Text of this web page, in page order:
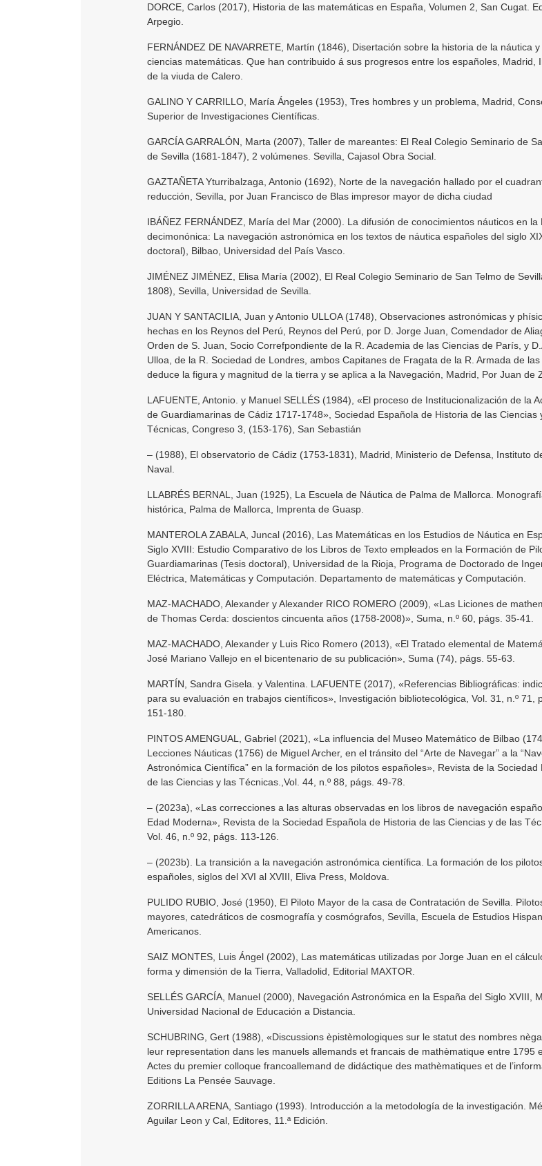
DORCE, Carlos (2017), Historia de las matemáticas en España, Volumen 2, San Cugat.
Arpegio.
FERNÁNDEZ DE NAVARRETE, Martín (1846), Disertación sobre la historia de la náutica
ciencias matemáticas. Que han contribuido á sus progresos entre los españoles, Madrid,
de la viuda de Calero.
GALINO Y CARRILLO, María Ángeles (1953), Tres hombres y un problema, Madrid,
Superior de Investigaciones Científicas.
GARCÍA GARRALÓN, Marta (2007), Taller de mareantes: El Real Colegio Seminario de
de Sevilla (1681-1847), 2 volúmenes. Sevilla, Cajasol Obra Social.
GAZTAÑETA Yturribalzaga, Antonio (1692), Norte de la navegación hallado por el
reducción, Sevilla, por Juan Francisco de Blas impresor mayor de dicha ciudad
IBÁÑEZ FERNÁNDEZ, María del Mar (2000). La difusión de conocimientos náuticos en la
decimonónica: La navegación astronómica en los textos de náutica españoles del siglo
doctoral), Bilbao, Universidad del País Vasco.
JIMÉNEZ JIMÉNEZ, Elisa María (2002), El Real Colegio Seminario de San Telmo de
1808), Sevilla, Universidad de Sevilla.
JUAN Y SANTACILIA, Juan y Antonio ULLOA (1748), Observaciones astronómicas y
hechas en los Reynos del Perú, Reynos del Perú, por D. Jorge Juan, Comendador de
Orden de S. Juan, Socio Correfpondiente de la R. Academia de las Ciencias de París, y
Ulloa, de la R. Sociedad de Londres, ambos Capitanes de Fragata de la R. Armada de
deduce la figura y magnitud de la tierra y se aplica a la Navegación, Madrid, Por Juan de
LAFUENTE, Antonio. y Manuel SELLÉS (1984), «El proceso de Institucionalización de la
de Guardiamarinas de Cádiz 1717-1748», Sociedad Española de Historia de las Ciencias
Técnicas, Congreso 3, (153-176), San Sebastián
– (1988), El observatorio de Cádiz (1753-1831), Madrid, Ministerio de Defensa, Instituto
Naval.
LLABRÉS BERNAL, Juan (1925), La Escuela de Náutica de Palma de Mallorca.
histórica, Palma de Mallorca, Imprenta de Guasp.
MANTEROLA ZABALA, Juncal (2016), Las Matemáticas en los Estudios de Náutica en
Siglo XVIII: Estudio Comparativo de los Libros de Texto empleados en la Formación de
Guardiamarinas (Tesis doctoral), Universidad de la Rioja, Programa de Doctorado de
Eléctrica, Matemáticas y Computación. Departamento de matemáticas y Computación.
MAZ-MACHADO, Alexander y Alexander RICO ROMERO (2009), «Las Liciones de
de Thomas Cerda: doscientos cincuenta años (1758-2008)», Suma, n.º 60, págs. 35-41.
MAZ-MACHADO, Alexander y Luis Rico Romero (2013), «El Tratado elemental de
José Mariano Vallejo en el bicentenario de su publicación», Suma (74), págs. 55-63.
MARTÍN, Sandra Gisela. y Valentina. LAFUENTE (2017), «Referencias Bibliográficas:
para su evaluación en trabajos científicos», Investigación bibliotecológica, Vol. 31, n.º 71,
151-180.
PINTOS AMENGUAL, Gabriel (2021), «La influencia del Museo Matemático de Bilbao
Lecciones Náuticas (1756) de Miguel Archer, en el tránsito del “Arte de Navegar” a la
Astronómica Científica” en la formación de los pilotos españoles», Revista de la Sociedad
de las Ciencias y las Técnicas.,Vol. 44, n.º 88, págs. 49-78.
– (2023a), «Las correcciones a las alturas observadas en los libros de navegación
Edad Moderna», Revista de la Sociedad Española de Historia de las Ciencias y de las
Vol. 46, n.º 92, págs. 113-126.
– (2023b). La transición a la navegación astronómica científica. La formación de los
españoles, siglos del XVI al XVIII, Eliva Press, Moldova.
PULIDO RUBIO, José (1950), El Piloto Mayor de la casa de Contratación de Sevilla.
mayores, catedráticos de cosmografía y cosmógrafos, Sevilla, Escuela de Estudios
Americanos.
SAIZ MONTES, Luis Ángel (2002), Las matemáticas utilizadas por Jorge Juan en el
forma y dimensión de la Tierra, Valladolid, Editorial MAXTOR.
SELLÉS GARCÍA, Manuel (2000), Navegación Astronómica en la España del Siglo XVIII,
Universidad Nacional de Educación a Distancia.
SCHUBRING, Gert (1988), «Discussions èpistèmologiques sur le statut des nombres
leur representation dans les manuels allemands et francais de mathèmatique entre 1795
Actes du premier colloque francoallemand de didáctique des mathèmatiques et de
Editions La Pensée Sauvage.
ZORRILLA ARENA, Santiago (1993). Introducción a la metodología de la investigación.
Aguilar Leon y Cal, Editores, 11.ª Edición.